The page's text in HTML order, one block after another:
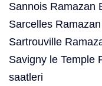
Sannois Ramazan
Sarcelles
Sartrouville
Savigny le Temple
saatleri